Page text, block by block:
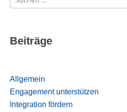
nach:
Beiträge
Allgemein
Engagement unterstützen
Integration fördern